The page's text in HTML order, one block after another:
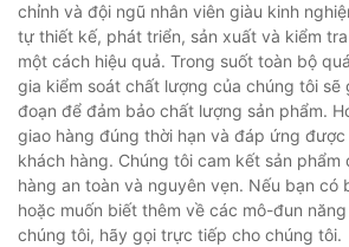
chỉnh và đội ngũ nhân viên giàu kinh
tự thiết kế, phát triển, sản xuất và kiểm
một cách hiệu quả. Trong suốt toàn bộ
gia kiểm soát chất lượng của chúng tôi sẽ
đoạn để đảm bảo chất lượng sản phẩm.
giao hàng đúng thời hạn và đáp ứng được
khách hàng. Chúng tôi cam kết sản
hàng an toàn và nguyên vẹn. Nếu bạn có
hoặc muốn biết thêm về các mô-đun
chúng tôi, hãy gọi trực tiếp cho chúng tôi.